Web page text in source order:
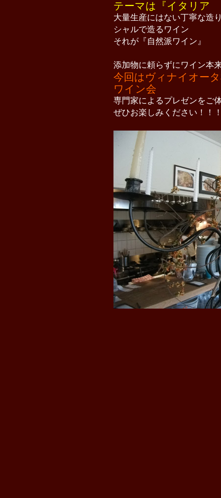
テーマは『イタリア
大量生産にはない丁寧な
シャルで造るワイン
それが『自然派ワイン』
添加物に頼らずにワイン本
今回はヴィナイオー
ワイン会
専門家によるプレゼンをご
ぜひお楽しみください！！